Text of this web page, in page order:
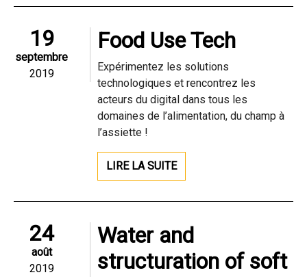
19
septembre
2019
Food Use Tech
Expérimentez les solutions
technologiques et rencontrez les
acteurs du digital dans tous les
domaines de l’alimentation, du champ à
l’assiette !
LIRE LA SUITE
24
août
2019
Water and
structuration of soft